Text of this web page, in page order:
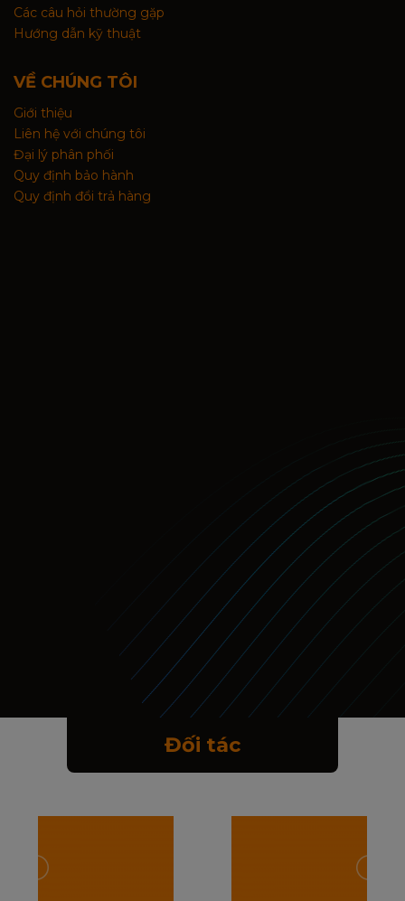
Các câu hỏi thường gặp
Hướng dẫn kỹ thuật
VỀ CHÚNG TÔI
Giới thiệu
Liên hệ với chúng tôi
Đại lý phân phối
Quy định bảo hành
Quy định đổi trả hàng
Đối tác